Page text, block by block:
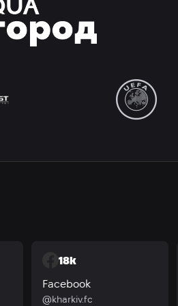
18k
Facebook
@kharkiv.fc